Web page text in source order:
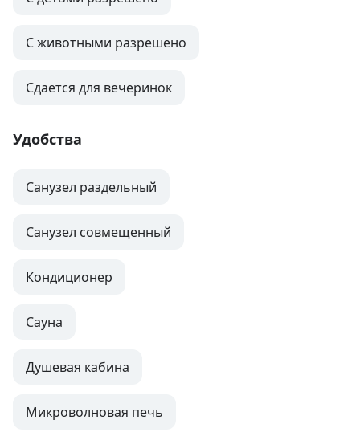
С животными разрешено
Сдается для вечеринок
Удобства
Санузел раздельный
Санузел совмещенный
Кондиционер
Сауна
Душевая кабина
Микроволновая печь